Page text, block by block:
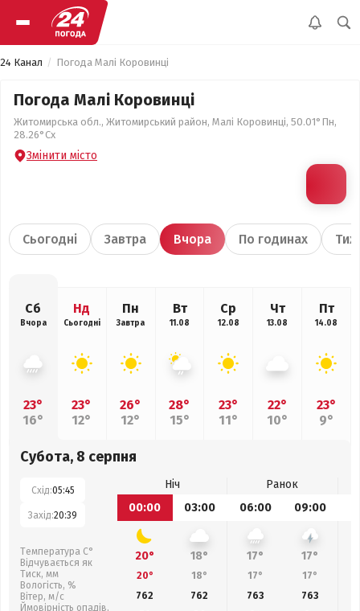
24 Канал Погода Малі Коровинці
Погода Малі Коровинці
Житомирська обл., Житомирський район, Малі Коровинці, 50.01°Пн,
28.26°Сх
Змінити місто
Сьогодні Завтра Вчора По годинах
Сб
Вчора
23°
16°
Нд
Сьогодні
23°
12°
Пн
Завтра
26°
12°
Вт
11.08
28°
15°
Ср
12.08
23°
11°
Чт
13.08
22°
10°
Пт
14.08
23°
9°
Субота, 8 серпня
Схід:05:45
Захід:20:39
Температура С°
Відчувається як
Тиск, мм
Вологість, %
Вітер, м/с
Ймовірність опадів,
Ніч
Ранок
00:00
03:00 06:00 09:00
20° 18° 17° 17°
20° 18° 17° 17°
762
762 763 763